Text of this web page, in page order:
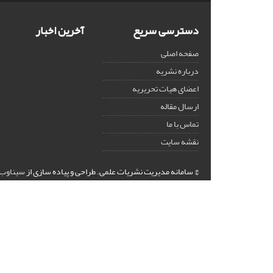
دسترسی سریع
صفحه اصلی
درباره نشریه
اعضای هیات تحریریه
ارسال مقاله
تماس با ما
نقشه سایت
آخرین اخبار
© سامانه مدیریت نشریات علمی.طراحی و پیاده سازی از